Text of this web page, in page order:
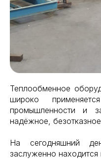
Теплообменное
широко
промышленности и
надёжное,
На сегодняшний
заслуженно